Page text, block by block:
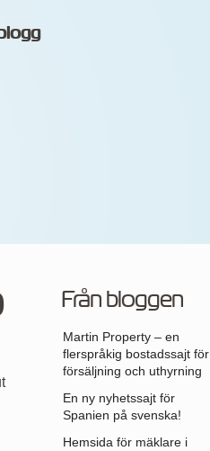
Från bloggen
Martin Property – en
flerspråkig bostadssajt för
försäljning och uthyrning
En ny nyhetssajt för
Spanien på svenska!
Hemsida för mäklare i